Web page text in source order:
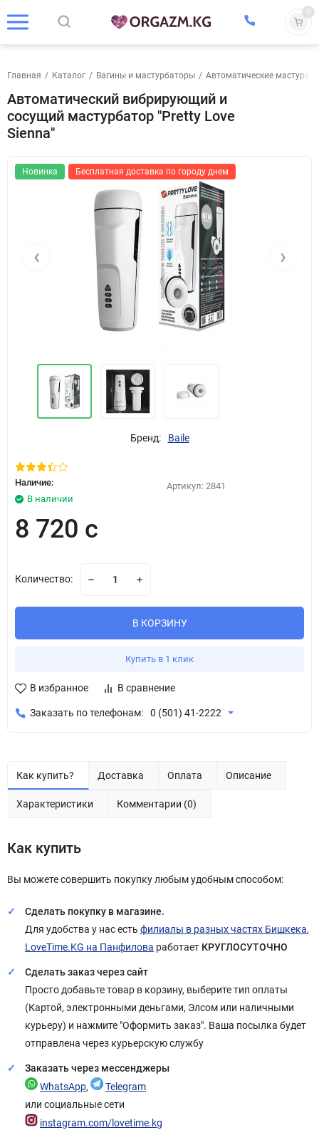
0
Главная / Каталог / Вагины и мастурбаторы / Автоматические
Автоматический вибрирующий и
сосущий мастурбатор "Pretty Love
Sienna"
Новинка Бесплатная доставка по городу днем
‹ ›
Бренд: Baile
Наличие:
В наличии
Артикул: 2841
8 720 с
Количество:
В КОРЗИНУ
Купить в 1 клик
В избранное В сравнение
Заказать по телефонам: 0 (501) 41-2222
Как купить? Доставка Оплата Описание
Характеристики Комментарии (0)
Как купить
Вы можете совершить покупку любым удобным способом:
Сделать покупку в магазине.
Для удобства у нас есть филиалы в разных частях Бишкека,
LoveTime.KG на Панфилова работает КРУГЛОСУТОЧНО
Сделать заказ через сайт
Просто добавьте товар в корзину, выберите тип оплаты
(Картой, электронными деньгами, Элсом или наличными
курьеру) и нажмите "Оформить заказ". Ваша посылка будет
отправлена через курьерскую службу
Заказать через мессенджеры
WhatsApp,
Telegram
или социальные сети
instagram.com/lovetime.kg